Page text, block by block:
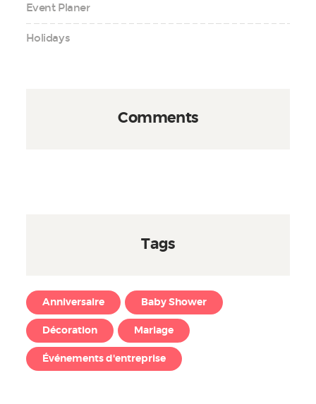
Event Planer
Holidays
Comments
Tags
Anniversaire Baby Shower
Décoration Mariage
Événements d'entreprise